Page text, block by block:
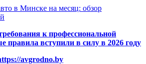
в Минске на месяц: обзор
к профессиональной
правила вступили в силу в 2026 году
avgrodno.by